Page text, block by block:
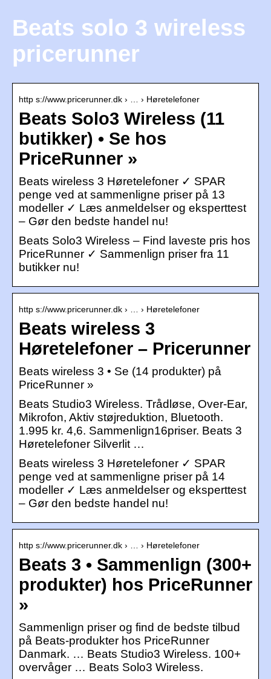
Beats solo 3 wireless
pricerunner
http s://www.pricerunner.dk › … › Høretelefoner
Beats Solo3 Wireless (11
butikker) • Se hos
PriceRunner »
Beats wireless 3 Høretelefoner ✓ SPAR
penge ved at sammenligne priser på 13
modeller ✓ Læs anmeldelser og eksperttest
– Gør den bedste handel nu!
Beats Solo3 Wireless – Find laveste pris hos
PriceRunner ✓ Sammenlign priser fra 11
butikker nu!
http s://www.pricerunner.dk › … › Høretelefoner
Beats wireless 3
Høretelefoner – Pricerunner
Beats wireless 3 • Se (14 produkter) på
PriceRunner »
Beats Studio3 Wireless. Trådløse, Over-Ear,
Mikrofon, Aktiv støjreduktion, Bluetooth.
1.995 kr. 4,6. Sammenlign16priser. Beats 3
Høretelefoner Silverlit …
Beats wireless 3 Høretelefoner ✓ SPAR
penge ved at sammenligne priser på 14
modeller ✓ Læs anmeldelser og eksperttest
– Gør den bedste handel nu!
http s://www.pricerunner.dk › … › Høretelefoner
Beats 3 • Sammenlign (300+
produkter) hos PriceRunner
»
Sammenlign priser og find de bedste tilbud
på Beats-produkter hos PriceRunner
Danmark. … Beats Studio3 Wireless. 100+
overvåger … Beats Solo3 Wireless.